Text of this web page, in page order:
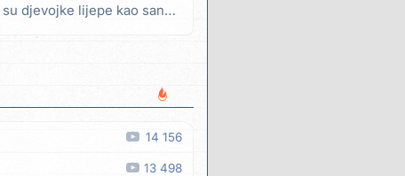
djevojke lijepe kao san
14 156
13 498